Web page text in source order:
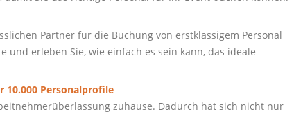
Partner für die Buchung von erstklassigem Personal
und erleben Sie, wie einfach es sein kann, das ideale
10.000 Personalprofile
zuhause. Dadurch hat sich nicht nur